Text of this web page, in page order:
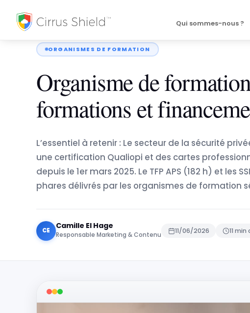
Qui sommes-nous ?
ORGANISMES DE FORMATION
Organisme de
formations et
L’essentiel à retenir : Le secteur de la sécurité
une certification Qualiopi et des cartes
depuis le 1er mars 2025. Le TFP APS (182 h) et les
phares délivrés par les organismes de formation
CE
Camille El Hage
Responsable Marketing & Contenu 11/06/2026 11